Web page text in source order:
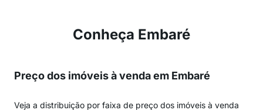
Conheça Embaré
Preço dos imóveis à venda em Embaré
Veja a distribuição por faixa de preço dos imóveis à venda